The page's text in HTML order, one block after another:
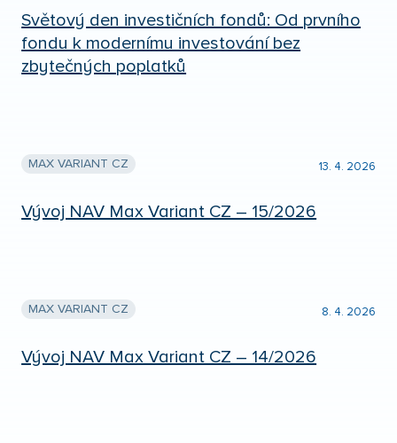
Světový den investičních fondů: Od prvního
fondu k modernímu investování bez
zbytečných poplatků
MAX VARIANT CZ 13. 4. 2026
Vývoj NAV Max Variant CZ – 15/2026
MAX VARIANT CZ 8. 4. 2026
Vývoj NAV Max Variant CZ – 14/2026